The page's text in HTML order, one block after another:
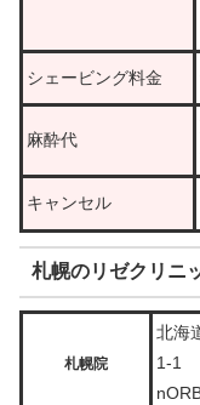
シェービング料金
麻酔代
キャンセル
札幌のリゼクリニ
札幌院
北海
1-1